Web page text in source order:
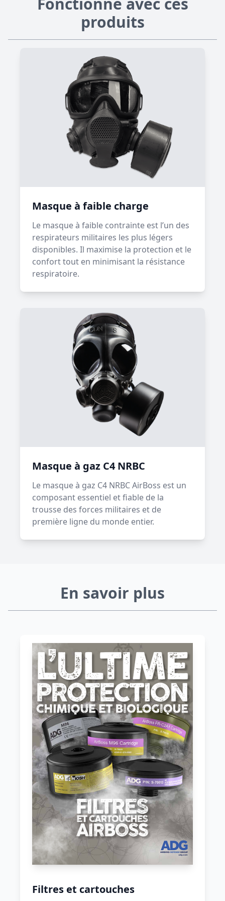
produits
Masque à faible charge
Le masque à faible contrainte est l’un des
respirateurs militaires les plus légers
disponibles. Il maximise la protection et le
confort tout en minimisant la résistance
respiratoire.
Masque à gaz C4 NRBC
Le masque à gaz C4 NRBC AirBoss est un
composant essentiel et fiable de la
trousse des forces militaires et de
première ligne du monde entier.
En savoir plus
Filtres et cartouches